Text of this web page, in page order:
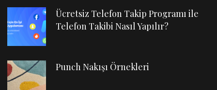
Ücretsiz Telefon Takip Programı ile
Telefon Takibi Nasıl Yapılır?
Punch Nakışı Örnekleri